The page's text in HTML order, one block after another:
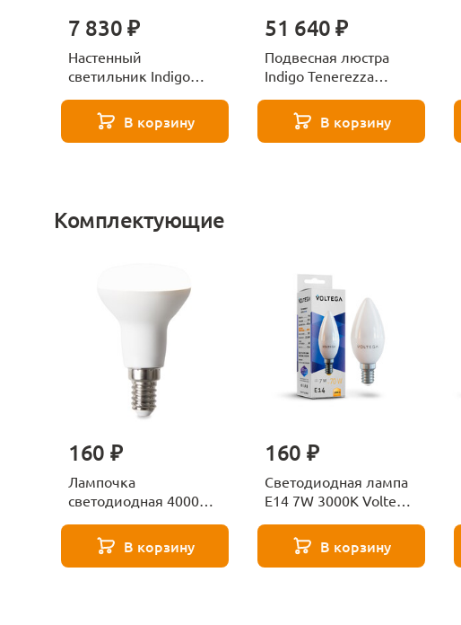
7 830 ₽
Настенный
светильник Indigo
Brass V000511В корзину
51 640 ₽
Подвесная люстра
Indigo Tenerezza
V000513В корзину
Комплектующие
160 ₽
Лампочка
светодиодная 4000К
271 8585В корзину
160 ₽
Светодиодная лампа
E14 7W 3000K Voltega
В корзину